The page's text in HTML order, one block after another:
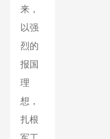
来，
以强
烈的
报国
理
想，
扎根